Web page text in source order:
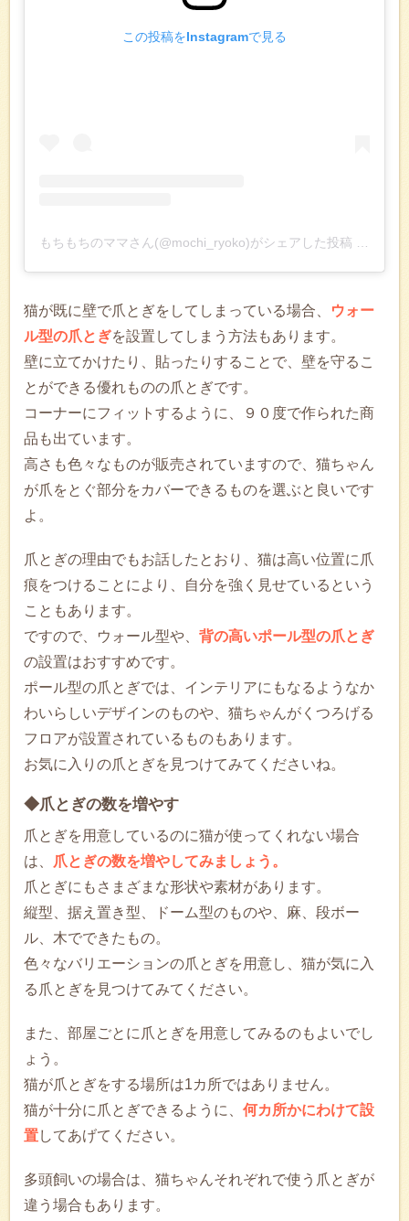
この投稿をInstagramで見る
もちもちのママさん(@mochi_ryoko)がシェアした投稿
猫が既に壁で爪とぎをしてしまっている場合、
ウォー
ル型の爪とぎを設置してしまう方法もあります。
壁に立てかけたり、貼ったりすることで、壁を守るこ
とができる優れものの爪とぎです。
コーナーにフィットするように、９０度で作られた商
品も出ています。
高さも色々なものが販売されていますので、猫ちゃん
が爪をとぐ部分をカバーできるものを選ぶと良いです
よ。
爪とぎの理由でもお話したとおり、猫は高い位置に爪
痕をつけることにより、自分を強く見せているという
こともあります。
ですので、ウォール型や、 背の高いポール型の爪とぎ
の設置はおすすめです。
ポール型の爪とぎでは、インテリアにもなるようなか
わいらしいデザインのものや、猫ちゃんがくつろげる
フロアが設置されているものもあります。
お気に入りの爪とぎを見つけてみてくださいね。
◆爪とぎの数を増やす
爪とぎを用意しているのに猫が使ってくれない場合
は、
爪とぎの数を増やしてみましょう。
爪とぎにもさまざまな形状や素材があります。
縦型、据え置き型、ドーム型のものや、麻、段ボー
ル、木でできたもの。
色々なバリエーションの爪とぎを用意し、猫が気に入
る爪とぎを見つけてみてください。
また、部屋ごとに爪とぎを用意してみるのもよいでし
ょう。
猫が爪とぎをする場所は1カ所ではありません。
猫が十分に爪とぎできるように、 何カ所かにわけて設
置してあげてください。
多頭飼いの場合は、猫ちゃんそれぞれで使う爪とぎが
違う場合もあります。